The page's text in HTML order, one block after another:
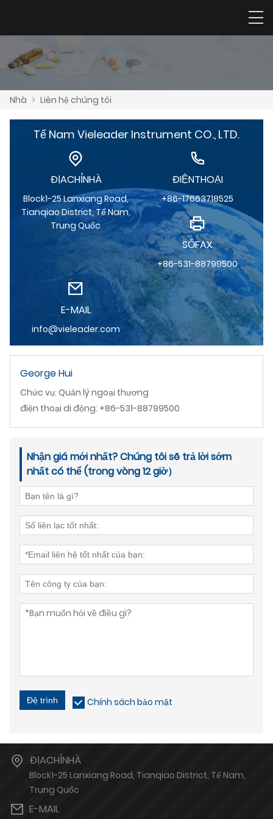
Nhà > Liên hệ chúng tôi
Tế Nam Vieleader Instrument CO., LTD.
ĐỊACHỈNHÀ
Block1-25 Lanxiang Road,
Tianqiao District, Tế Nam,
Trung Quốc
ĐIỆNTHOẠI
+86-17663718525
SỐFAX
+86-531-88799500
E-MAIL
info@vieleader.com
George Hui
Chức vụ: Quản lý ngoại thương
điện thoại di động: +86-531-88799500
Nhận giá mới nhất? Chúng tôi sẽ trả lời sớm
nhất có thể (trong vòng 12 giờ）
Đệ trình Chính sách bảo mật
ĐỊACHỈNHÀ
Block1-25 Lanxiang Road, Tianqiao District, Tế Nam,
Trung Quốc
E-MAIL